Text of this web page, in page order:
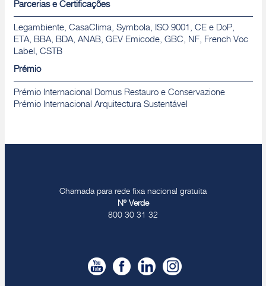
Parcerias e Certificações
Legambiente, CasaClima, Symbola, ISO 9001, CE e DoP,
ETA, BBA, BDA, ANAB, GEV Emicode, GBC, NF, French Voc
Label, CSTB
Prémio
Prémio Internacional Domus Restauro e Conservazione
Prémio Internacional Arquitectura Sustentável
Chamada para rede fixa nacional gratuita
Nº Verde
800 30 31 32